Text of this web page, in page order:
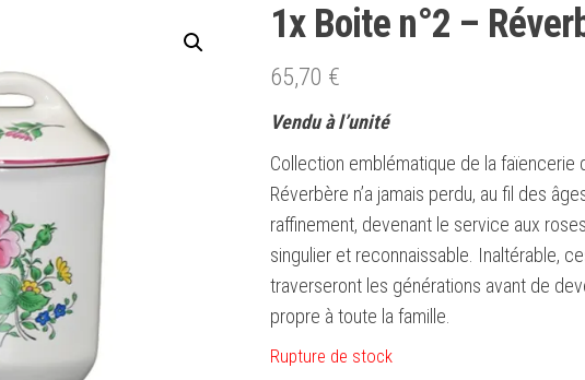
1x Boite n°2 –
65,70 €
Vendu à l’unité
Collection emblématique de la faïencerie
Réverbère n’a jamais perdu, au fil des
raffinement, devenant le service aux
singulier et reconnaissable. Inaltérable,
traverseront les générations avant de
propre à toute la famille.
Rupture de stock